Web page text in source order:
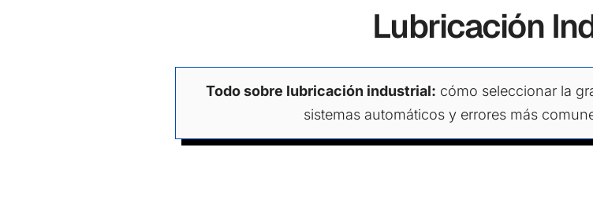
Lubricación
Todo sobre lubricación industrial: cómo seleccionar la
sistemas automáticos y errores más